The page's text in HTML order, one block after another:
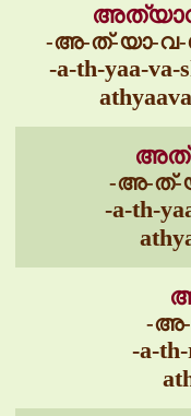
-അ-ത്-യാ-
-a-th-yaa-va-
-അ-ത്-
-a-th-
-
-a-